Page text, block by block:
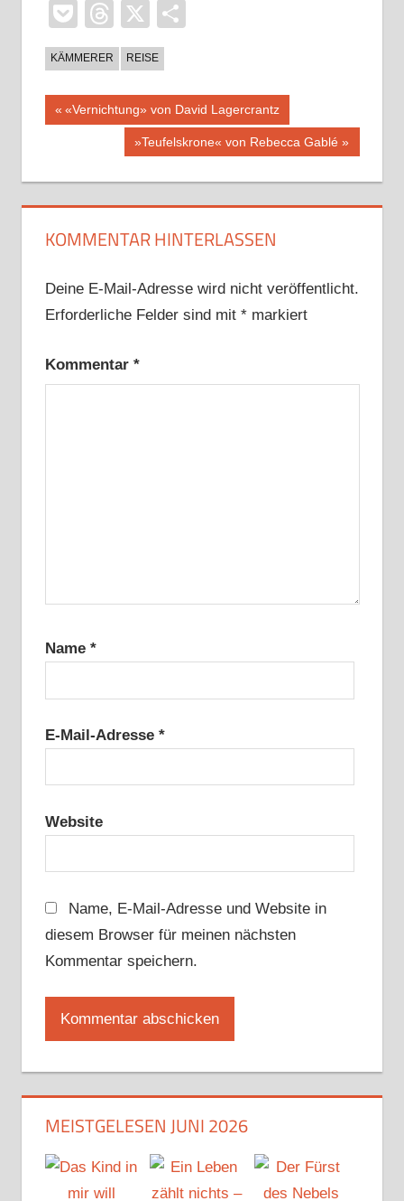
PocketThreads
X
KÄMMERER REISE
Beitragsnavigation
Vorheriger
«Vernichtung» von David Lagercrantz
Nächster
»Teufelskrone« von Rebecca Gablé
KOMMENTAR HINTERLASSEN
Deine E-Mail-Adresse wird nicht veröffentlicht.
Erforderliche Felder sind mit *markiert
Kommentar *
Name *
E-Mail-Adresse *
Website
Name, E-Mail-Adresse und Website in
diesem Browser für meinen nächsten
Kommentar speichern.
MEISTGELESEN JUNI 2026